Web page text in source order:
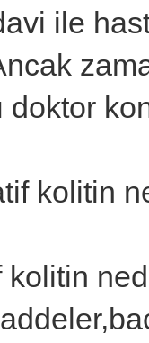
ile
doktor
kolitin
kolitin